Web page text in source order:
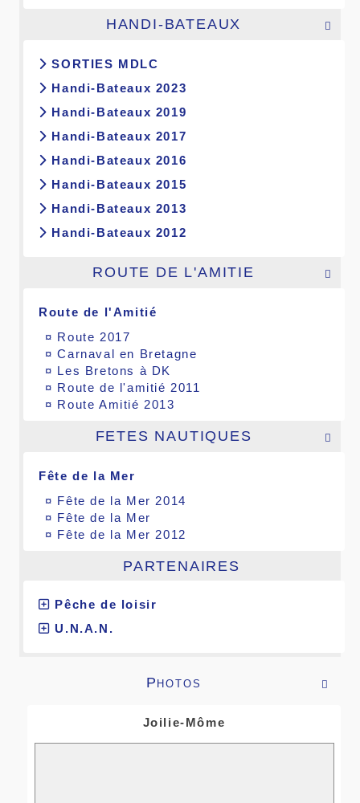

HANDI-BATEAUX
SORTIES MDLC
Handi-Bateaux 2023
Handi-Bateaux 2019
Handi-Bateaux 2017
Handi-Bateaux 2016
Handi-Bateaux 2015
Handi-Bateaux 2013
Handi-Bateaux 2012

ROUTE DE L'AMITIE
Route de l'Amitié
¤ Route 2017
¤Carnaval en Bretagne
¤ Les Bretons à DK
¤ Route de l'amitié 2011
¤ Route Amitié 2013

FETES NAUTIQUES
Fête de la Mer
¤ Fête de la Mer 2014
¤ Fête de la Mer
¤ Fête de la Mer 2012
PARTENAIRES
Pêche de loisir
U.N.A.N.

Photos
Joilie-Môme